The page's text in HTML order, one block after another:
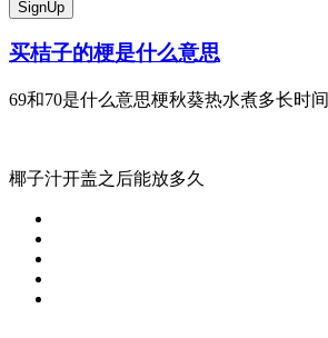
买桔子的梗是什么意思
69和70是什么意思梗秋葵热水煮多长时间
椰子汁开盖之后能放多久